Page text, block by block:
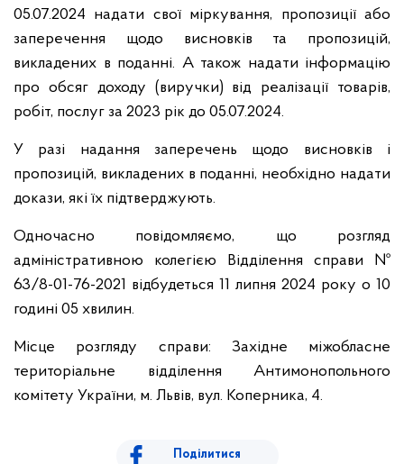
05.07.2024 надати свої міркування, пропозиції або
заперечення щодо висновків та пропозицій,
викладених в поданні. А також надати інформацію
про обсяг доходу (виручки) від реалізації товарів,
робіт, послуг за 2023 рік до 05.07.2024.
У разі надання заперечень щодо висновків і
пропозицій, викладених в поданні, необхідно надати
докази, які їх підтверджують.
Одночасно повідомляємо, що розгляд
адміністративною колегією Відділення справи №
63/8-01-76-2021 відбудеться 11 липня 2024 року о 10
годині 05 хвилин.
Місце розгляду справи: Західне міжобласне
територіальне відділення Антимонопольного
комітету України, м. Львів, вул. Коперника, 4.
Поділитися